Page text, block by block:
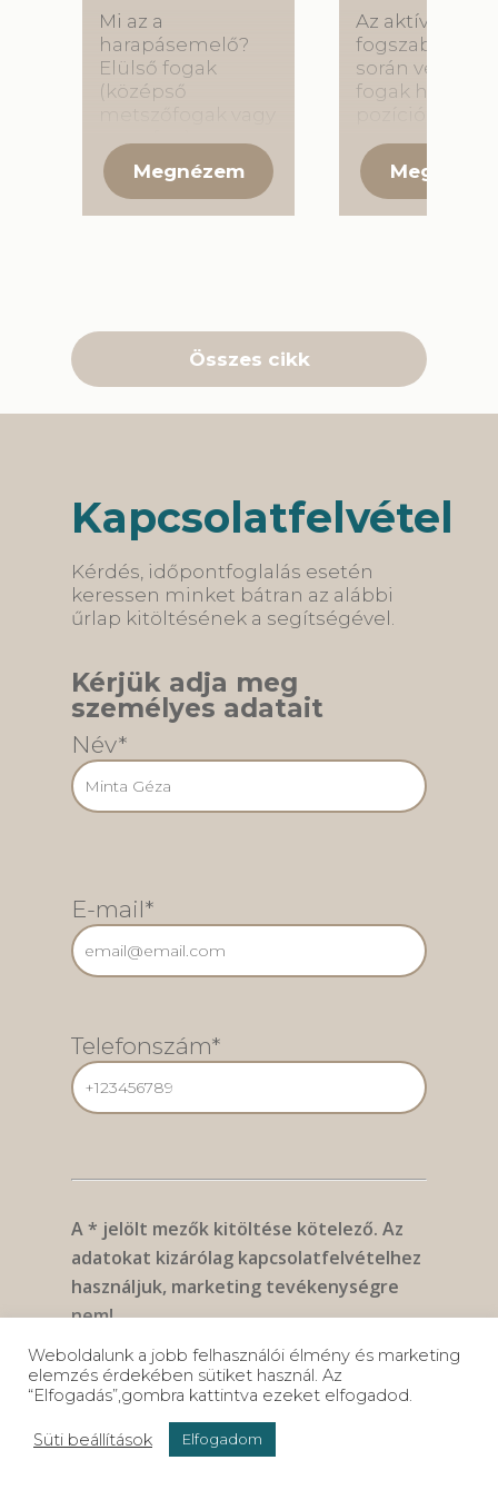
Mi az a
harapásemelő?
Elülső fogak
(középső
szemfog)
szájpadlás felőli
oldalára vagy a
épített sánc, ami
meggátolja a
összezáródását.
Az aktív
során végzett
fogak helyes
mozgatását
követően
rendkívül
retenciós
amelynek
eltávolításakor
egy speciális
retenciós…
Összes cikk
Kapcsolatfelvétel
Kérdés, időpontfoglalás esetén
keressen minket bátran az alábbi
űrlap kitöltésének a segítségével.
Kérjük adja meg
személyes adatait
Név*
E-mail*
Telefonszám*
A * jelölt mezők kitöltése kötelező. Az
adatokat kizárólag kapcsolatfelvételhez
használjuk, marketing tevékenységre
nem!
Miben segíthetünk?
06 30/ 5637 537
Weboldalunk a jobb felhasználói élmény és marketing
elemzés érdekében sütiket használ. Az
“Elfogadás”,gombra kattintva ezeket elfogadod.
Süti beállítások Elfogadom